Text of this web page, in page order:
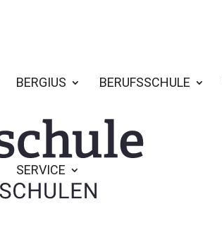
BERGIUS BERUFSSCHULE
SERVICE